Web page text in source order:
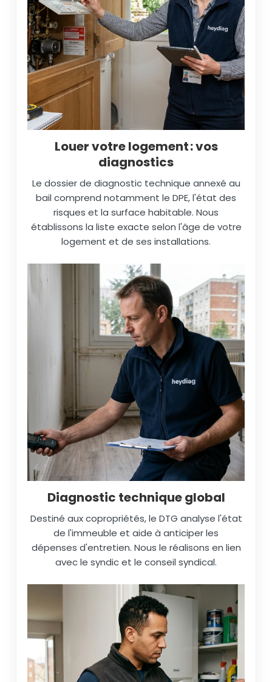
Louer votre logement : vos
diagnostics
Le dossier de diagnostic technique annexé au
bail comprend notamment le DPE, l'état des
risques et la surface habitable. Nous
établissons la liste exacte selon l'âge de votre
logement et de ses installations.
Diagnostic technique global
Destiné aux copropriétés, le DTG analyse l'état
de l'immeuble et aide à anticiper les
dépenses d'entretien. Nous le réalisons en lien
avec le syndic et le conseil syndical.